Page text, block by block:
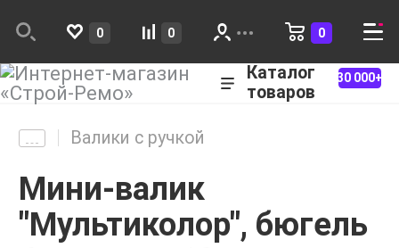
0 0 0
Каталог
товаров
30 000+
Валики с ручкой
Мини-валик
"Мультиколор", бюгель